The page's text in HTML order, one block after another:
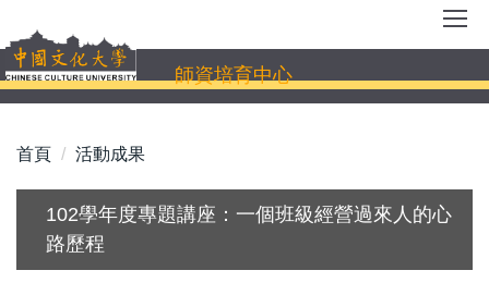
到
主
要
容
師資培育中心
首頁 活動成果
102學年度專題講座：一個班級經營過來人的心
路歷程